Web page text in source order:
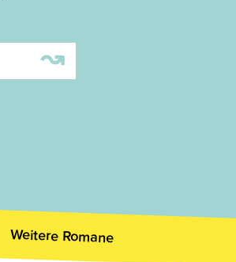
↝
Weitere Romane